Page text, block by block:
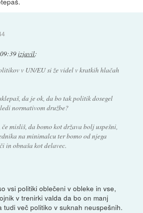
izjavil:
v UN/EU si že videl v kratkih hlačah
da je ok, da bo tak politik dosegel
normativom družbe?
misliš, da bomo kot država bolj uspešni,
na minimalcu ter bomo od njega
in obnaša kot delavec.
vsi politiki oblečeni v obleke in vse,
v trenirki valda da bo on manj
tudi več politiko v suknah neuspešnih.